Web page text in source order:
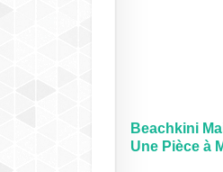
Beachkini
Une Pièce à